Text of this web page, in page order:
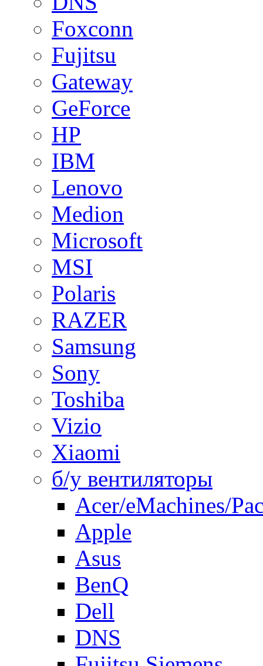
Foxconn
Fujitsu
Gateway
GeForce
HP
IBM
Lenovo
Medion
Microsoft
MSI
Polaris
RAZER
Samsung
Sony
Toshiba
Vizio
Xiaomi
б/у вентиляторы
Acer/eMachines/
Apple
Asus
BenQ
Dell
DNS